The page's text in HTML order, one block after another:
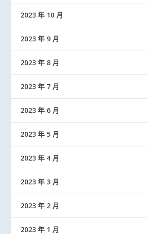
2023 年 10 月
2023 年 9 月
2023 年 8 月
2023 年 7 月
2023 年 6 月
2023 年 5 月
2023 年 4 月
2023 年 3 月
2023 年 2 月
2023 年 1 月